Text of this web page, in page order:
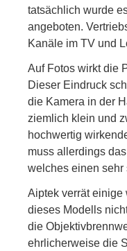
tatsächlich wurde
angeboten.
Kanäle im TV und
Auf Fotos wirkt die
Dieser Eindruck
die Kamera in der
ziemlich klein und
hochwertig
muss allerdings
welches einen sehr
Aiptek verrät einige
dieses Modells
die
ehrlicherweise die